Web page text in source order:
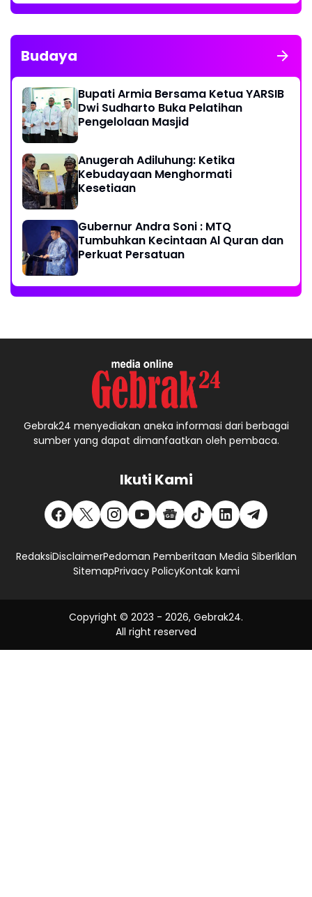
Budaya
Bupati Armia Bersama Ketua YARSIB
Dwi Sudharto Buka Pelatihan
Pengelolaan Masjid
Anugerah Adiluhung: Ketika
Kebudayaan Menghormati
Kesetiaan
Gubernur Andra Soni : MTQ
Tumbuhkan Kecintaan Al Quran dan
Perkuat Persatuan
Gebrak24 menyediakan aneka informasi dari berbagai
sumber yang dapat dimanfaatkan oleh pembaca.
Ikuti Kami
RedaksiDisclaimerPedoman Pemberitaan Media SiberIklan
SitemapPrivacy PolicyKontak kami
Copyright © 2023 - 2026, Gebrak24.
All right reserved